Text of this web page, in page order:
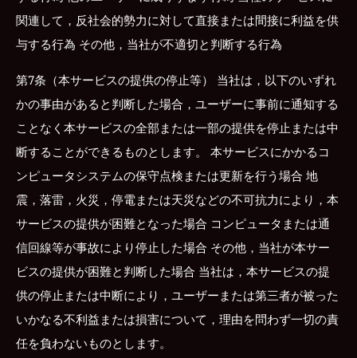
関連して，反社会的勢力に対して直接または間接に利益を供
与する行為 その他，当社が不適切と判断する行為
第7条（本サービスの提供の停止等） 当社は，以下のいずれ
かの事由があると判断した場合，ユーザーに事前に通知する
ことなく本サービスの全部または一部の提供を停止または中
断することができるものとします。 本サービスにかかるコ
ンピュータシステムの保守点検または更新を行う場合 地
震，落雷，火災，停電または天災などの不可抗力により，本
サービスの提供が困難となった場合 コンピュータまたは通
信回線等が事故により停止した場合 その他，当社が本サー
ビスの提供が困難と判断した場合 当社は，本サービスの提
供の停止または中断により，ユーザーまたは第三者が被った
いかなる不利益または損害について，理由を問わず一切の責
任を負わないものとします。